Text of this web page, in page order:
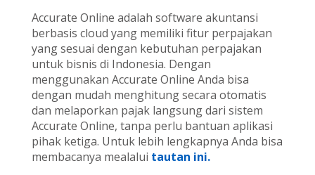
Accurate Online adalah software akuntansi
berbasis cloud yang memiliki fitur perpajakan
yang sesuai dengan kebutuhan perpajakan
untuk bisnis di Indonesia. Dengan
menggunakan Accurate Online Anda bisa
dengan mudah menghitung secara otomatis
dan melaporkan pajak langsung dari sistem
Accurate Online, tanpa perlu bantuan aplikasi
pihak ketiga. Untuk lebih lengkapnya Anda bisa
membacanya mealalui tautan ini.